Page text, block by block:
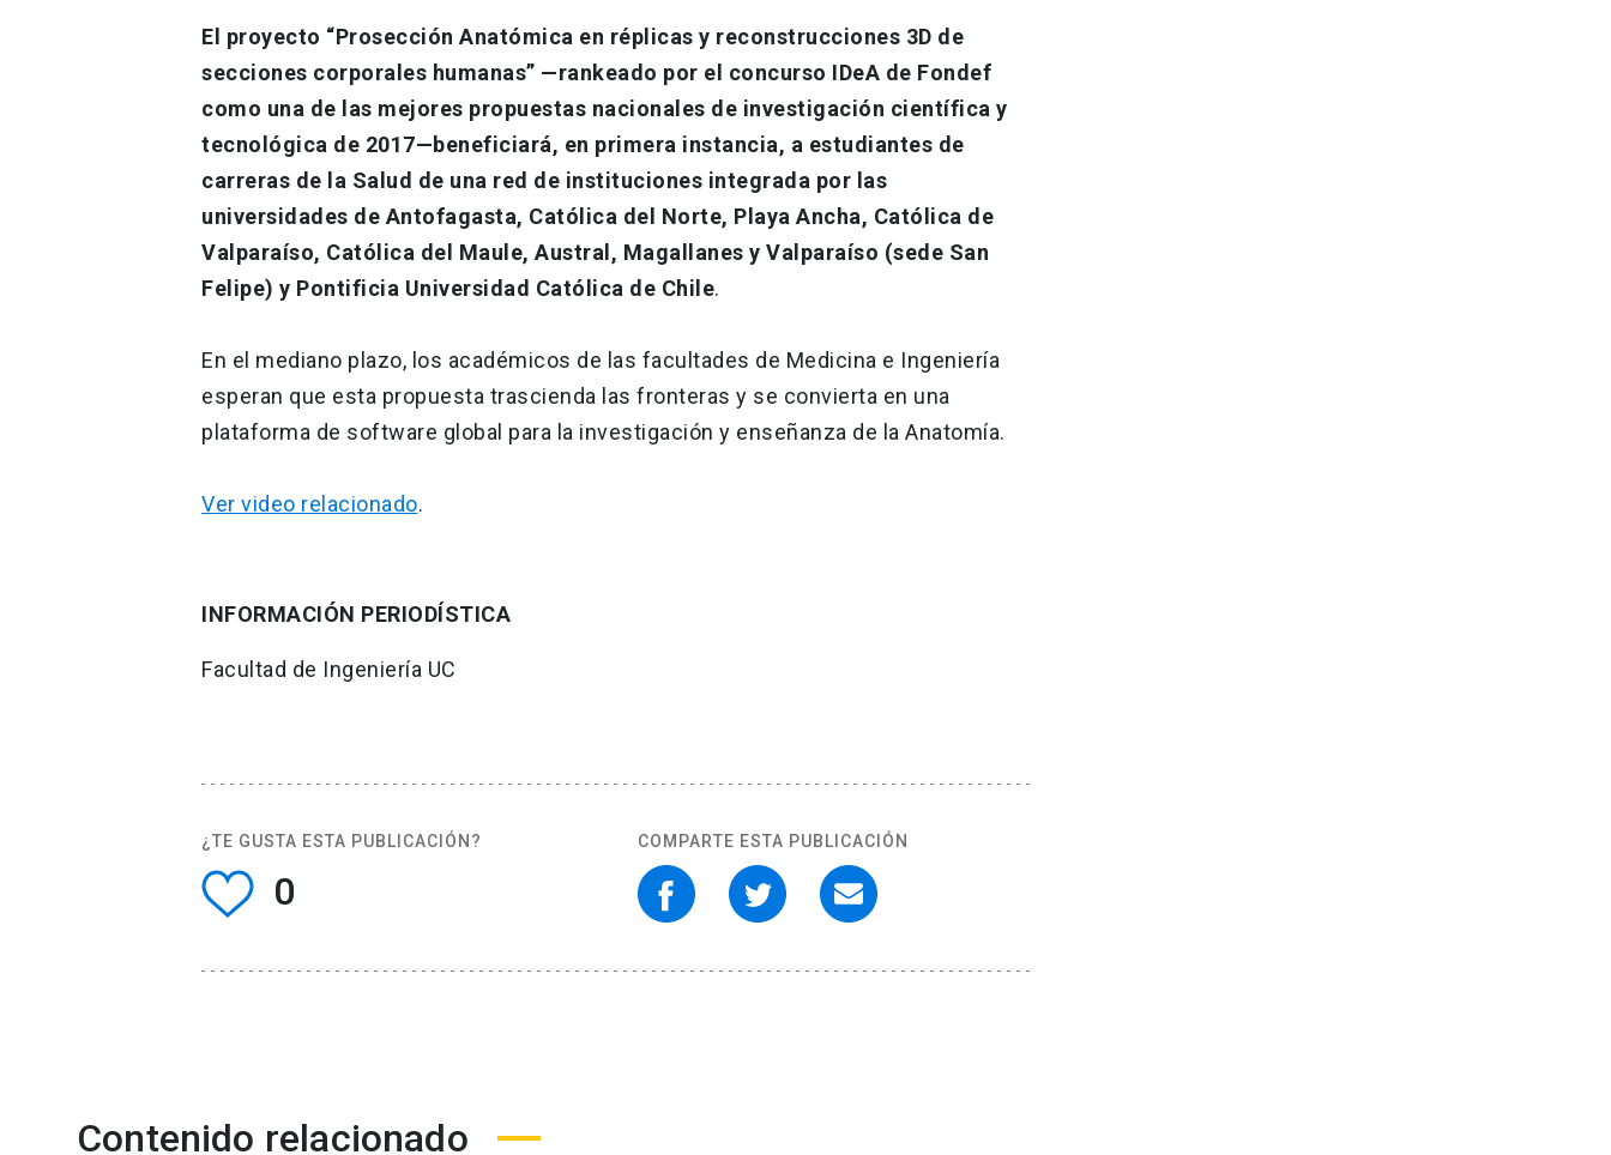
El proyecto “Prosección Anatómica en réplicas y reconstrucciones 3D de
secciones corporales humanas” —rankeado por el concurso IDeA de Fondef
como una de las mejores propuestas nacionales de investigación científica y
tecnológica de 2017—beneficiará, en primera instancia, a estudiantes de
carreras de la Salud de una red de instituciones integrada por las
universidades de Antofagasta, Católica del Norte, Playa Ancha, Católica de
Valparaíso, Católica del Maule, Austral, Magallanes y Valparaíso (sede San
Felipe) y Pontificia Universidad Católica de Chile.
En el mediano plazo, los académicos de las facultades de Medicina e Ingeniería
esperan que esta propuesta trascienda las fronteras y se convierta en una
plataforma de software global para la investigación y enseñanza de la Anatomía.
Ver video relacionado.
INFORMACIÓN PERIODÍSTICA
Facultad de Ingeniería UC
¿TE GUSTA ESTA PUBLICACIÓN?
0
COMPARTE ESTA PUBLICACIÓN
Contenido relacionado